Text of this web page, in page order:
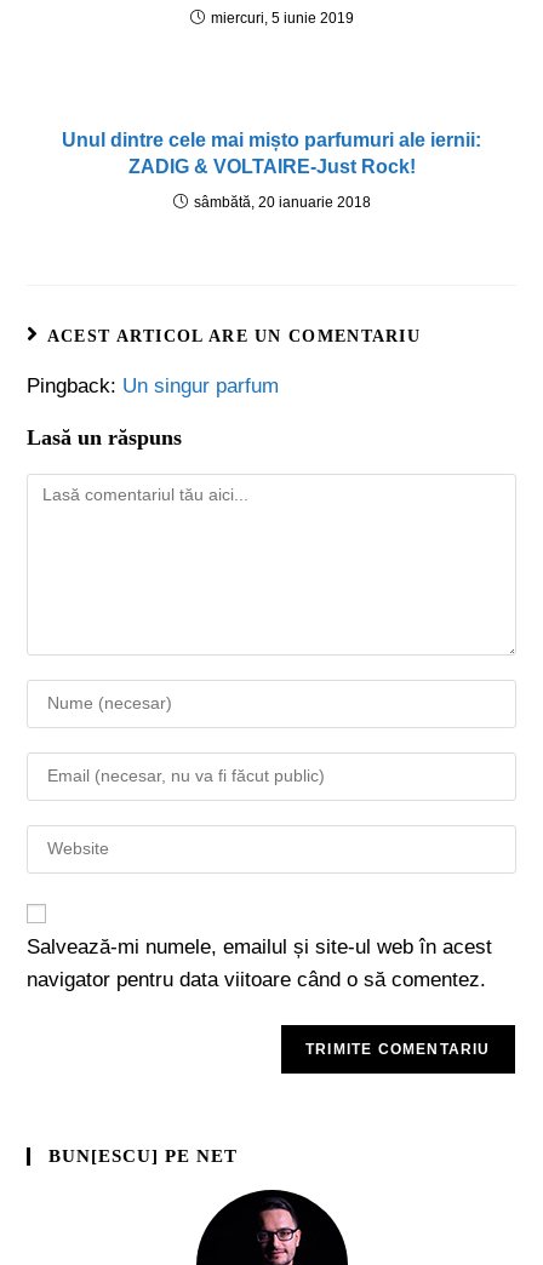
miercuri, 5 iunie 2019
Unul dintre cele mai mișto parfumuri ale iernii:
ZADIG & VOLTAIRE-Just Rock!
sâmbătă, 20 ianuarie 2018
ACEST ARTICOL ARE UN COMENTARIU
Pingback: Un singur parfum
Lasă un răspuns
Salvează-mi numele, emailul și site-ul web în acest
navigator pentru data viitoare când o să comentez.
BUN[ESCU] PE NET